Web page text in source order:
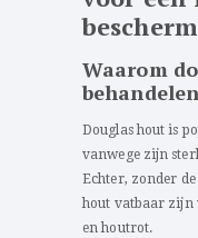
Waarom
Douglas hout is
vanwege zijn
Echter, zonder
hout vatbaar zijn
en houtrot.